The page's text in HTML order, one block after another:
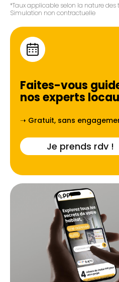
*Taux applicable selon la nature des
Simulation non contractuelle
Faites-vous
nos experts
➝ Gratuit, sans
Je prends rdv !